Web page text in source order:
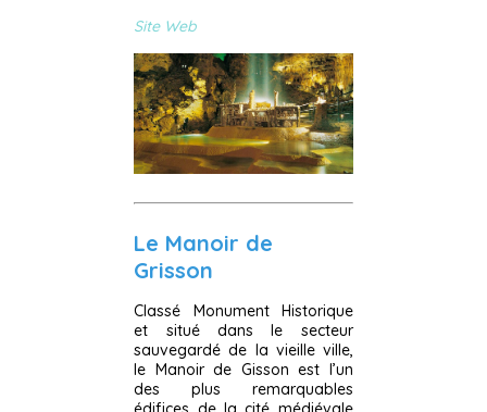
Site Web
Le Manoir de
Grisson
Classé Monument Historique
et situé dans le secteur
sauvegardé de la vieille ville,
le Manoir de Gisson est l’un
des plus remarquables